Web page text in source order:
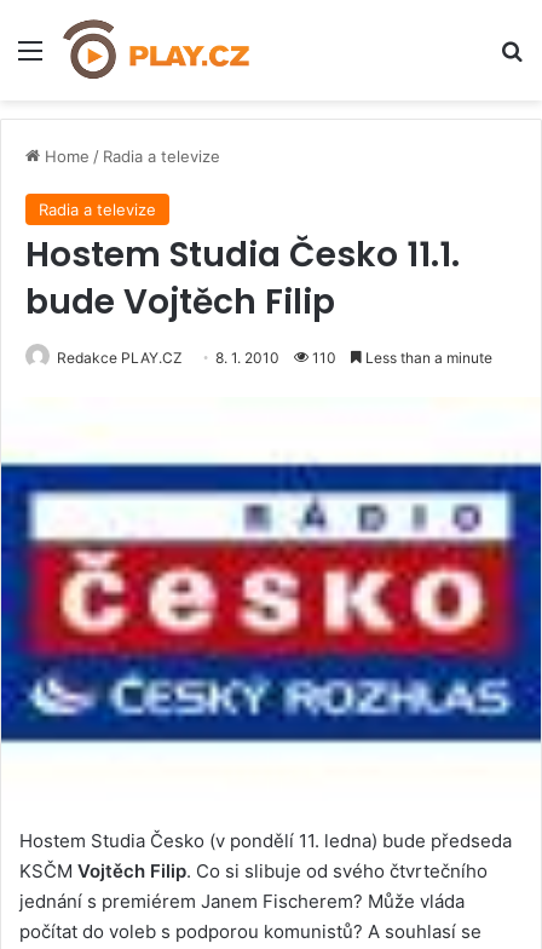
Menu
Home / Radia a televize
Radia a televize
Hostem Studia Česko 11.1.
bude Vojtěch Filip
Redakce PLAY.CZ 8. 1. 2010 110 Less than a minute
Hostem Studia Česko (v pondělí 11. ledna) bude předseda
KSČM Vojtěch Filip. Co si slibuje od svého čtvrtečního
jednání s premiérem Janem Fischerem? Může vláda
počítat do voleb s podporou komunistů? A souhlasí se